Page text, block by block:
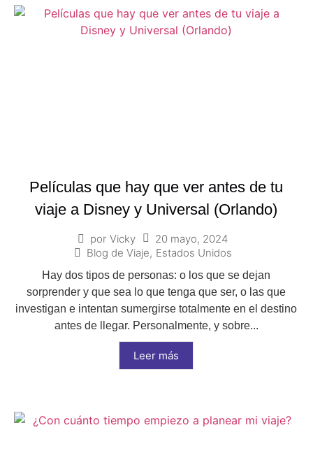
Películas que hay que ver antes de tu
viaje a Disney y Universal (Orlando)
por Vicky
20 mayo, 2024
Blog de Viaje, Estados Unidos
Hay dos tipos de personas: o los que se dejan
sorprender y que sea lo que tenga que ser, o las que
investigan e intentan sumergirse totalmente en el destino
antes de llegar. Personalmente, y sobre...
Leer más